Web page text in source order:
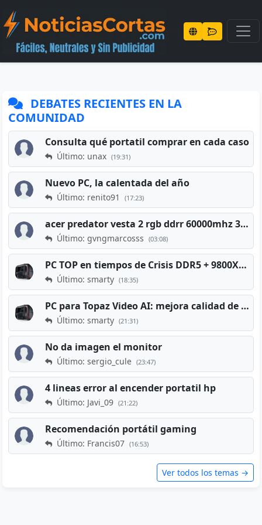
DEBATES RECIENTES EN LA
COMUNIDAD
Consulta qué portatil comprar en cada caso
Último: unax (19:31)
Nuevo PC, la calentada del año
Último: renito91 (17:23)
acer predator vesta 2 rgb ddrr 60000mhz 32gb x2 16gb
Último: gvngmarcosss (03:08)
PC TOP en tiempos de Crisis DDR5 + 9800X3D + RTX 5080 [2026][2400€]
Último: smarty (18:35)
PC para Topaz Video AI: mejora calidad de vídeos viejos
Último: smarty (21:31)
No da imagen el monitor
Último: sergio_cule (23:47)
4 lineas error al encender portatil hp
Último: Javi_09 (21:22)
Recomendación portátil gaming
Último: Francis07 (16:53)
Ver todos los temas →